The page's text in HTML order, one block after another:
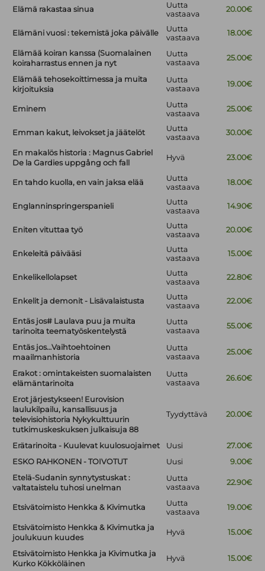
Elämä rakastaa sinua
Uutta
vastaava
20.00€
Elämäni vuosi : tekemistä joka päivälle
Uutta
vastaava
18.00€
Elämää koiran kanssa (Suomalainen
koiraharrastus ennen ja nyt
Uutta
vastaava
25.00€
Elämää tehosekoittimessa ja muita
kirjoituksia
Uutta
vastaava
19.00€
Eminem
Uutta
vastaava
25.00€
Emman kakut, leivokset ja jäätelöt
Uutta
vastaava
30.00€
En makalös historia : Magnus Gabriel
De la Gardies uppgång och fall
Hyvä 23.00€
En tahdo kuolla, en vain jaksa elää
Uutta
vastaava
18.00€
Englanninspringerspanieli
Uutta
vastaava
14.90€
Eniten vituttaa työ
Uutta
vastaava
20.00€
Enkeleitä päivääsi
Uutta
vastaava
15.00€
Enkelikellolapset
Uutta
vastaava
22.80€
Enkelit ja demonit - Lisävalaistusta
Uutta
vastaava
22.00€
Entäs jos# Laulava puu ja muita
tarinoita teematyöskentelystä
Uutta
vastaava
55.00€
Entäs jos…Vaihtoehtoinen
maailmanhistoria
Uutta
vastaava
25.00€
Erakot : omintakeisten suomalaisten
elämäntarinoita
Uutta
vastaava
26.60€
Erot järjestykseen! Eurovision
laulukilpailu, kansallisuus ja
televisiohistoria Nykykulttuurin
tutkimuskeskuksen julkaisuja 88
Tyydyttävä 20.00€
Erätarinoita - Kuulevat kuulosuojaimet Uusi
27.00€
ESKO RAHKONEN - TOIVOTUT
Uusi
9.00€
Etelä-Sudanin synnytystuskat :
valtataistelu tuhosi unelman
Uutta
vastaava
22.90€
Etsivätoimisto Henkka & Kivimutka
Uutta
vastaava
19.00€
Etsivätoimisto Henkka & Kivimutka ja
joulukuun kuudes
Hyvä 15.00€
Etsivätoimisto Henkka ja Kivimutka ja
Kurko Kökköläinen
Hyvä 15.00€